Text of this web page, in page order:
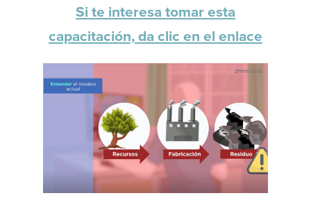
Si te interesa tomar esta
capacitación, da clic en el enlace